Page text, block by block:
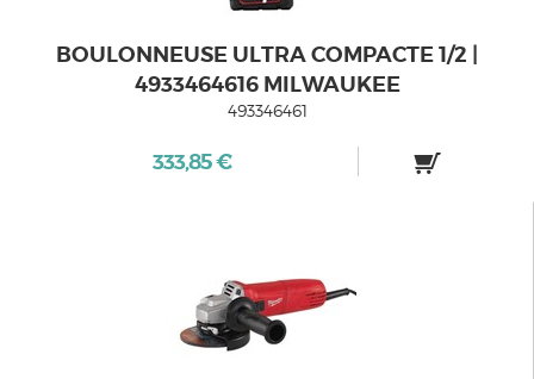
BOULONNEUSE ULTRA COMPACTE 1/2 |
4933464616 MILWAUKEE
493346461
333,85 €